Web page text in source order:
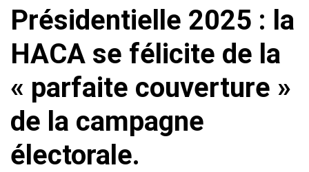
Présidentielle 2025 : la
HACA se félicite de la
« parfaite couverture »
de la campagne
électorale.